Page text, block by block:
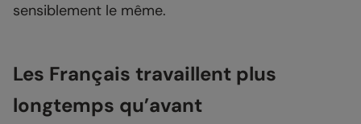
sensiblement le même.
Les Français travaillent plus
longtemps qu’avant